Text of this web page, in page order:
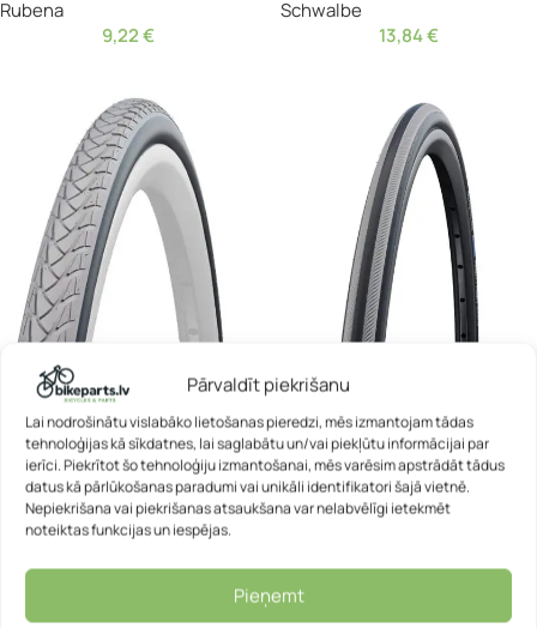
Pārvaldīt piekrišanu
Lai nodrošinātu vislabāko lietošanas pieredzi, mēs izmantojam tādas
tehnoloģijas kā sīkdatnes, lai saglabātu un/vai piekļūtu informācijai par
ierīci. Piekrītot šo tehnoloģiju izmantošanai, mēs varēsim apstrādāt tādus
datus kā pārlūkošanas paradumi vai unikāli identifikatori šajā vietnē.
Nepiekrišana vai piekrišanas atsaukšana var nelabvēlīgi ietekmēt
noteiktas funkcijas un iespējas.
Pieņemt
Rubena
9,22€
Schwalbe
13,84€
Riteņkrēsla riepa – Schwalbe
24 x 1.00 Marathon Plus
Schwalbe
31,32€
Riteņkrēsla riepa – Schwalbe
Schwalbe
13,59€